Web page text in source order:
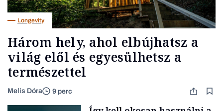
Longevity
Három hely, ahol elbújhatsz a
világ elől és egyesülhetsz a
természettel
Melis Dóra 9 perc